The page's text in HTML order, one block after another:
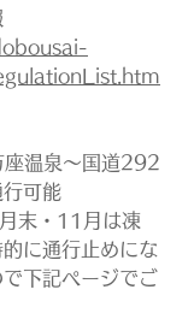
座温泉～国道292
可能
末・11月は凍
に通行止めにな
下記ページでご